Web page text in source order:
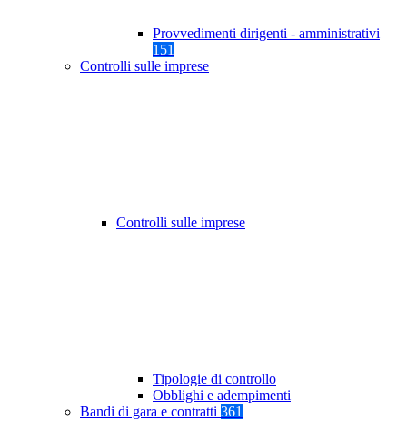
Provvedimenti dirigenti - amministrativi
151
Controlli sulle imprese
Controlli sulle imprese
Tipologie di controllo
Obblighi e adempimenti
Bandi di gara e contratti 361